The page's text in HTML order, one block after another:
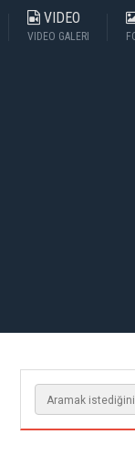
VIDEO
VIDEO GALERI